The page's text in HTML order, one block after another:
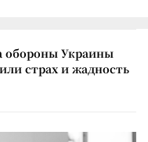
обороны Украины
страх и жадность